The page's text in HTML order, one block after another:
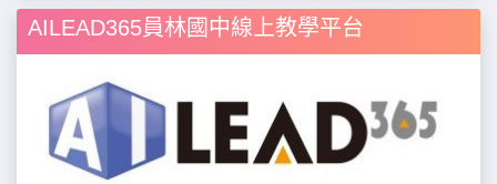
AILEAD365員林國中線上教學平台